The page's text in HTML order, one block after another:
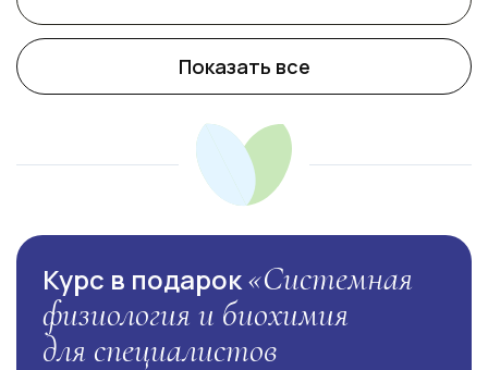
Показать все
Курс в подарок«Системная
физиология и биохимия
для специалистов